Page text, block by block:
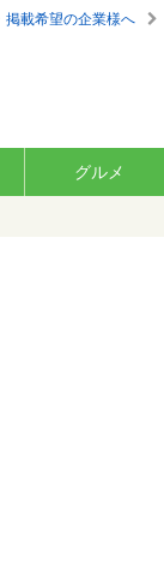
掲載希望の企業様へ
グルメ